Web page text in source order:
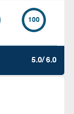
100
5.0/ 6.0